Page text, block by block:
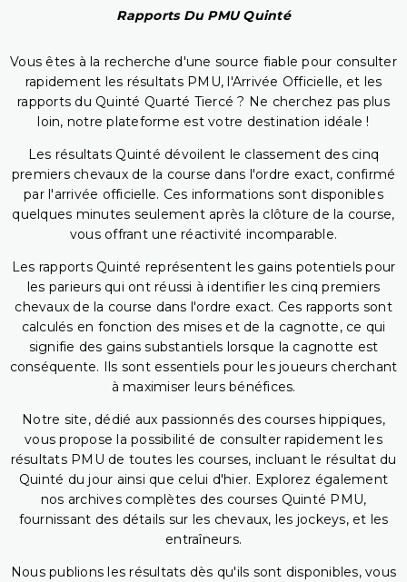
Rapports Du PMU Quinté
Vous êtes à la recherche d'une source fiable pour consulter
rapidement les résultats PMU, l'Arrivée Officielle, et les
rapports du Quinté Quarté Tiercé ? Ne cherchez pas plus
loin, notre plateforme est votre destination idéale !
Les résultats Quinté dévoilent le classement des cinq
premiers chevaux de la course dans l'ordre exact, confirmé
par l'arrivée officielle. Ces informations sont disponibles
quelques minutes seulement après la clôture de la course,
vous offrant une réactivité incomparable.
Les rapports Quinté représentent les gains potentiels pour
les parieurs qui ont réussi à identifier les cinq premiers
chevaux de la course dans l'ordre exact. Ces rapports sont
calculés en fonction des mises et de la cagnotte, ce qui
signifie des gains substantiels lorsque la cagnotte est
conséquente. Ils sont essentiels pour les joueurs cherchant
à maximiser leurs bénéfices.
Notre site, dédié aux passionnés des courses hippiques,
vous propose la possibilité de consulter rapidement les
résultats PMU de toutes les courses, incluant le résultat du
Quinté du jour ainsi que celui d'hier. Explorez également
nos archives complètes des courses Quinté PMU,
fournissant des détails sur les chevaux, les jockeys, et les
entraîneurs.
Nous publions les résultats dès qu'ils sont disponibles, vous